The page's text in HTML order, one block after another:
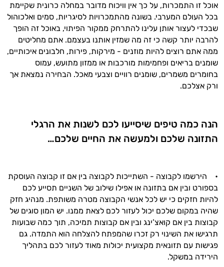
אוכל זו התמכרות, על כך אין וויכוח מדובר במחלה כרונית שקיימת
בכל העולם המערבי. בשונה מהתמכרויות לסיגריות, סמים ואלכוהול
שבכדי לעצור אותן עלינו להתרחק ממקור הפיתוי, באוכל זה הופך
להרבה יותר קשה כי זה מה שמזין אותנו בעצמם. אתם מחליטים
ממה אתם רוצים להיות מוזנים - מירקות, פירות, חלבונים איכותיים,
שומנים בריאים ופחמימות מורכבות או ממזון מתועש, עמוס
בחומרים משמרים, שומנים רוויים וצבעי מאכל. הבחירה נמצאת אך
ורק אצלכם.
הנה כמה טיפים שיסייעו לכם לשנות את הרגלי
התזונה שלכם ולמעשה את החיים שלכם…
• הירשמו לקבוצה - השתייכות לקבוצה בין אם זו קבוצה העוסקת
בספורט ובין אם בתזונה או אפילו שילוב של השניים תסייע לכם
להיות חזקים כי יש לכל אנשי הקבוצה מטרה משותפת. מנהיג חזק
שהיה במקום שלכם יכול לעזור לכם לצאת ממנו. יש המון סוגים של
קבוצות בין אם קואצ’ינג ובין אם קבוצות תמיכה, תוך כמה שבועות
תרגישו את השינוי רק זכרו שהמפתח להצלחה הוא התמדה. גם
פגישות עם תזונאית מקצועית יכולות מאוד לעזור לכם בתהליך
הירידה במשקל.
המטרה שלי היא להתאים עבורך המלצות
אישיות מבוססות מדעית.
זה הזמן להתחיל. איך אוכל לעזור?